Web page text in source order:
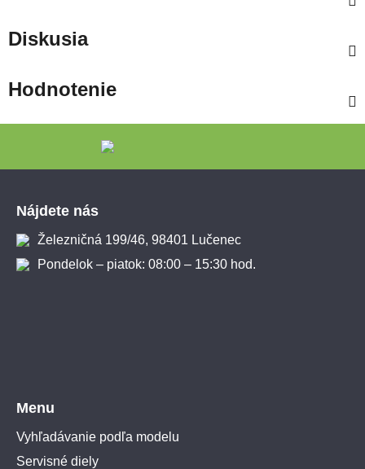
Diskusia
Hodnotenie
Nájdete nás
Železničná 199/46, 98401 Lučenec
Pondelok – piatok: 08:00 – 15:30 hod.
Menu
Vyhľadávanie podľa modelu
Servisné diely